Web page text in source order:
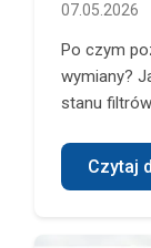
07.05.2026
Po czym
wymiany?
stanu
Czytaj